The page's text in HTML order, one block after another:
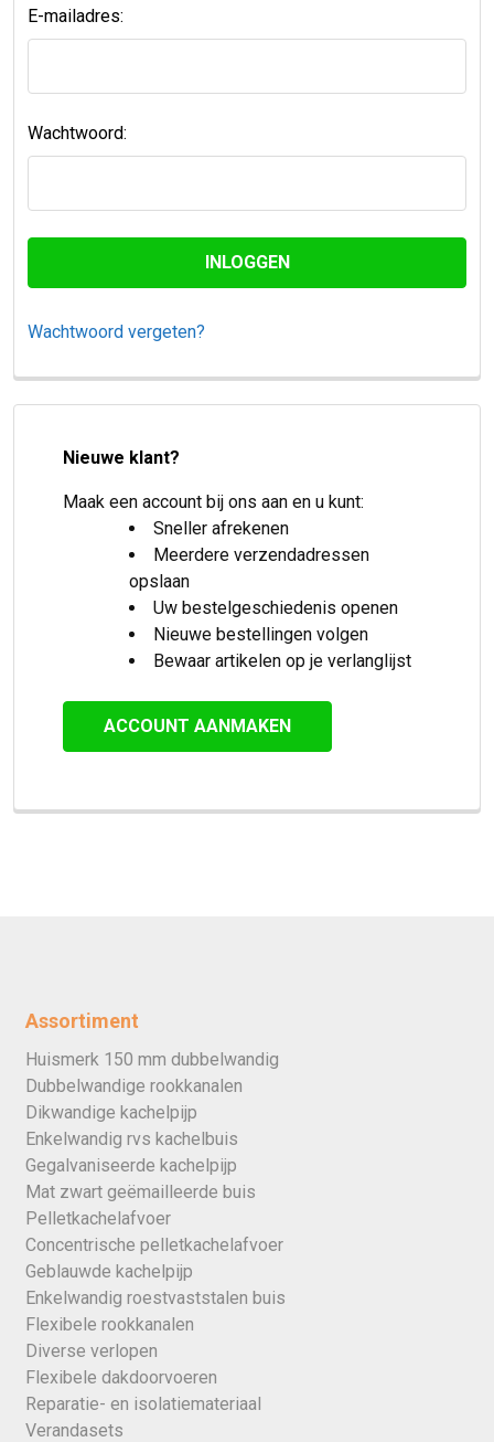
E-mailadres:
Wachtwoord:
Wachtwoord vergeten?
Nieuwe klant?
Maak een account bij ons aan en u kunt:
Sneller afrekenen
Meerdere verzendadressen
opslaan
Uw bestelgeschiedenis openen
Nieuwe bestellingen volgen
Bewaar artikelen op je verlanglijst
ACCOUNT AANMAKEN
Assortiment
Huismerk 150 mm dubbelwandig
Dubbelwandige rookkanalen
Dikwandige kachelpijp
Enkelwandig rvs kachelbuis
Gegalvaniseerde kachelpijp
Mat zwart geëmailleerde buis
Pelletkachelafvoer
Concentrische pelletkachelafvoer
Geblauwde kachelpijp
Enkelwandig roestvaststalen buis
Flexibele rookkanalen
Diverse verlopen
Flexibele dakdoorvoeren
Reparatie- en isolatiemateriaal
Verandasets